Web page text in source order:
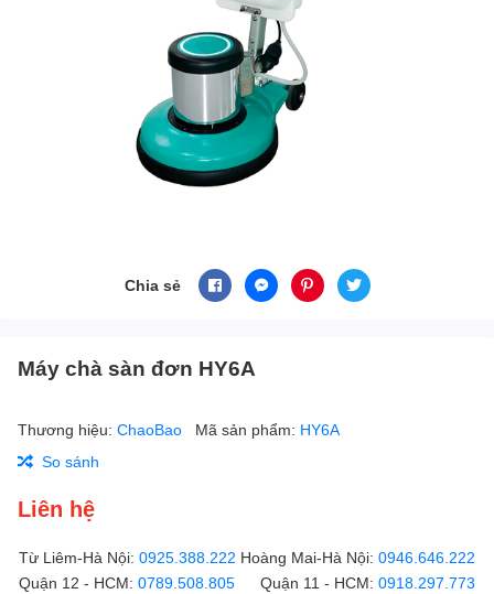
Chia sẻ
Máy chà sàn đơn HY6A
Thương hiệu: ChaoBao Mã sản phẩm: HY6A
So sánh
Liên hệ
Từ Liêm-Hà Nội: 0925.388.222 Hoàng Mai-Hà Nội: 0946.646.222
Quận 12 - HCM: 0789.508.805 Quận 11 - HCM: 0918.297.773